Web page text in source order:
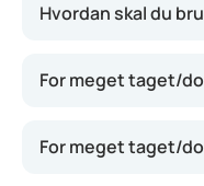
Hvordan skal du
For meget taget/
For meget taget/